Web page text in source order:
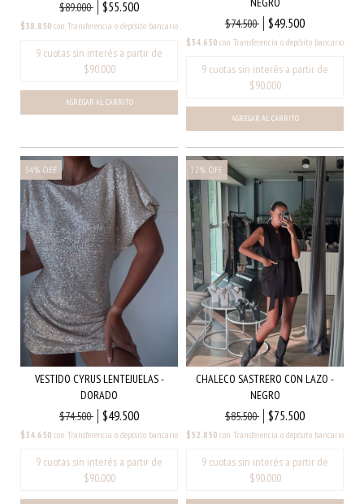
$89.000 $55.500
$38.850 con Transferencia o depósito bancario
AGREGAR AL CARRITO
$74.500
$49.500
$34.650 con Transferencia o depósito bancario
AGREGAR AL CARRITO
34% OFF
VESTIDO CYRUS LENTEJUELAS -
DORADO
$74.500
$49.500
$34.650 con Transferencia o depósito bancario
12% OFF
CHALECO SASTRERO CON LAZO -
NEGRO
$85.500
$75.500
$52.850 con Transferencia o depósito bancario